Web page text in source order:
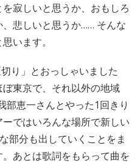
寂しいと思うか、おもしろ
悲しいと思うか…… そんな
います。
り」とおっしゃいました
東京で、それ以外の地域
恵一さんとやった1回きり
ではいろんな場所で新しい
部分も出していくことをま
あとは歌詞をもらって曲を